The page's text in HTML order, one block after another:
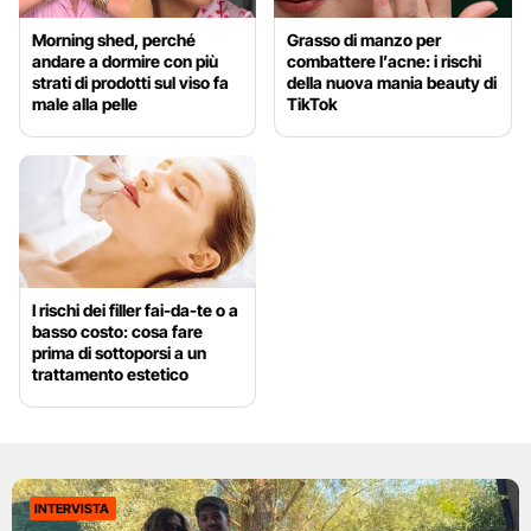
Morning shed, perché
andare a dormire con più
strati di prodotti sul viso fa
male alla pelle
Grasso di manzo per
combattere l’acne: i rischi
della nuova mania beauty di
TikTok
I rischi dei filler fai-da-te o a
basso costo: cosa fare
prima di sottoporsi a un
trattamento estetico
INTERVISTA